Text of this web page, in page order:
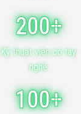
200+
Kỹ thuật viên có tay
nghề
100+